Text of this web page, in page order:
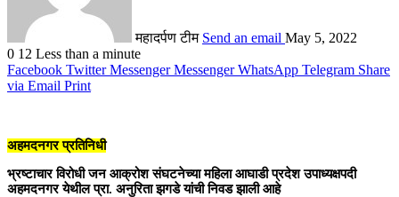
महादर्पण टीम Send an email May 5, 2022
0 12 Less than a minute
Facebook Twitter Messenger Messenger WhatsApp Telegram Share
via Email Print
अहमदनगर प्रतिनिधी
भ्रष्टाचार विरोधी जन आक्रोश संघटनेच्या महिला आघाडी प्रदेश उपाध्यक्षपदी
अहमदनगर येथील प्रा. अनुरिता झगडे यांची निवड झाली आहे